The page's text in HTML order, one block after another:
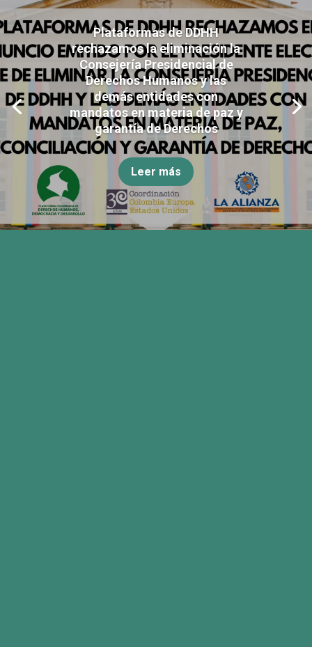
Plataformas de DDHH
rechazamos la eliminación la
Consejería Presidencial de
Derechos Humanos y las
demás entidades con
mandatos en materia de paz y
garantía de Derechos
Leer más